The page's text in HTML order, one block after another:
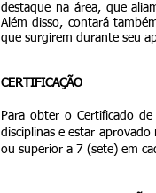
destaque na área, que
Além disso, contará
que surgirem durante seu
CERTIFICAÇÃO
Para obter o Certificado
disciplinas e estar aprovado
ou superior a 7 (sete) em